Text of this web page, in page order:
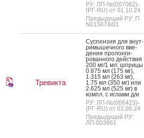
РУ: ЛП-№(007062)-
(РГ-RU) от 01.10.24
Предыдущий РУ: П
N015674/01
Тревикта
Сус­пензия для внут­
ри­мышеч­но­го вве­
дения про­лон­ги­
рован­но­го дей­ствия
200 мг/1 мл: шпри­цы
0.875 мл (175 мг),
1.315 мл (263 мг),
1.75 мл (350 мг) или
2.625 мл (525 мг) в
компл. с иг­ла­ми д/и
РУ: ЛП-№(006423)-
(РГ-RU) от 02.08.24
Предыдущий РУ:
ЛП-003861